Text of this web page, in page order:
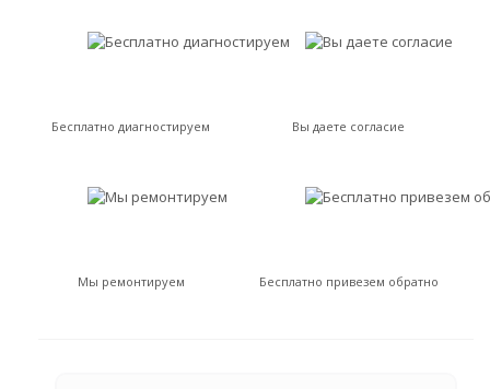
Бесплатно диагностируем Вы даете согласие
Мы ремонтируем Бесплатно привезем обратно